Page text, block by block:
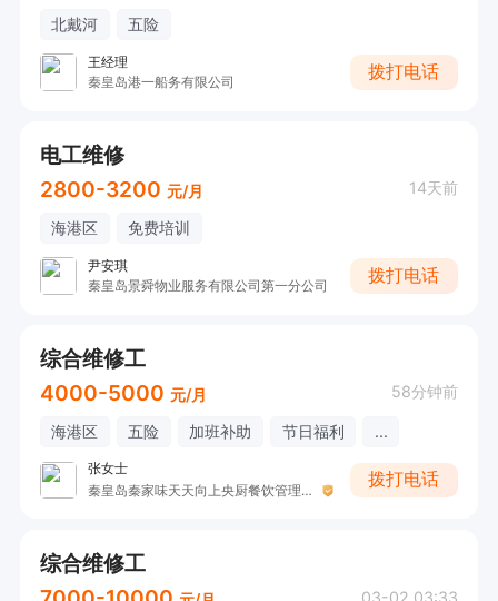
北戴河 五险
王经理
秦皇岛港一船务有限公司
拨打电话
电工维修
2800-3200 元/月 14天前
海港区 免费培训
尹安琪
秦皇岛景舜物业服务有限公司第一分公司
拨打电话
综合维修工
4000-5000 元/月 58分钟前
海港区 五险 加班补助 节日福利 ...
张女士
秦皇岛秦家味天天向上央厨餐饮管理有限公司
拨打电话
综合维修工